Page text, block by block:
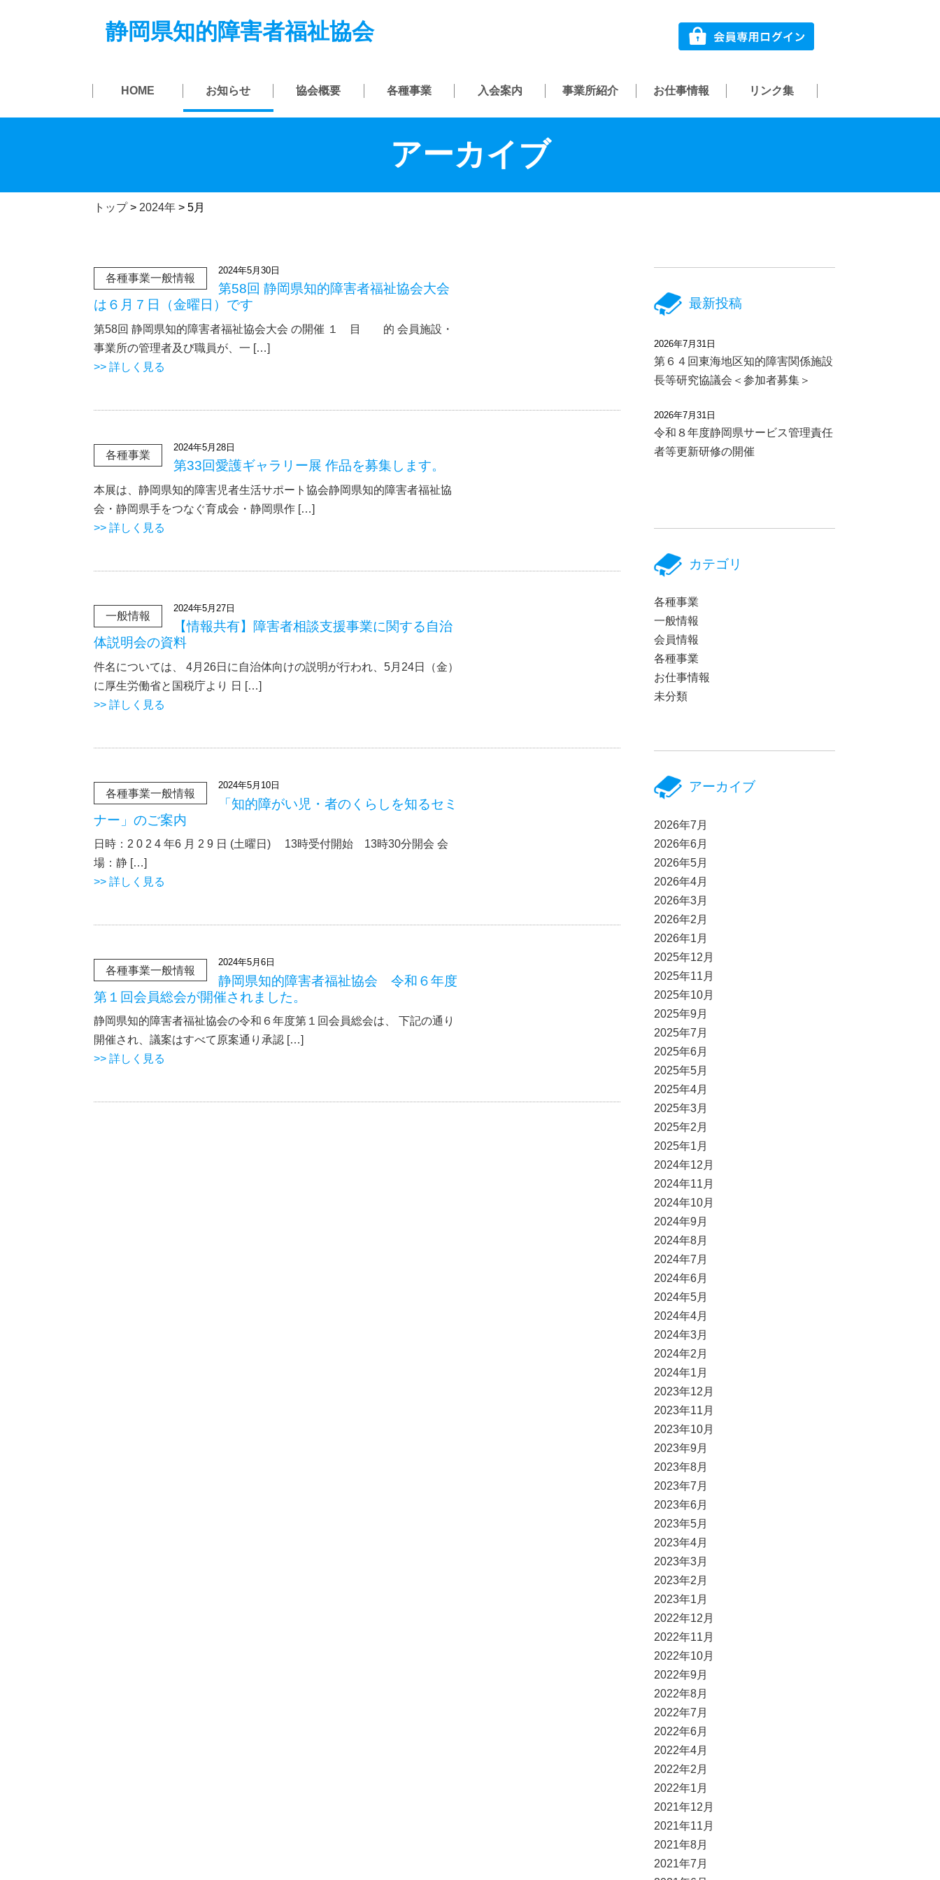
静岡県知的障害者福祉協会
HOME お知らせ 協会概要 各種事業 入会案内 事業所紹介 お仕事情報 リンク集
アーカイブ
トップ> 2024年 >5月
各種事業一般情報
2024年5月30日
第58回 静岡県知的障害者福祉協会大会
は６月７日（金曜日）です
第58回 静岡県知的障害者福祉協会大会 の開催 １ 目 的 会員施設・
事業所の管理者及び職員が、一 […]
>> 詳しく見る
各種事業
2024年5月28日
第33回愛護ギャラリー展 作品を募集します。
本展は、静岡県知的障害児者生活サポート協会静岡県知的障害者福祉協
会・静岡県手をつなぐ育成会・静岡県作 […]
>> 詳しく見る
一般情報
2024年5月27日
【情報共有】障害者相談支援事業に関する自治
体説明会の資料
件名については、 4月26日に自治体向けの説明が行われ、5月24日（金）
に厚生労働省と国税庁より 日 […]
>> 詳しく見る
各種事業一般情報
2024年5月10日
「知的障がい児・者のくらしを知るセミ
ナー」のご案内
日時：2 0 2 4 年6 月 2 9 日 (土曜日) 13時受付開始 13時30分開会 会
場：静 […]
>> 詳しく見る
各種事業一般情報
2024年5月6日
静岡県知的障害者福祉協会 令和６年度
第１回会員総会が開催されました。
静岡県知的障害者福祉協会の令和６年度第１回会員総会は、 下記の通り
開催され、議案はすべて原案通り承認 […]
>> 詳しく見る
最新投稿
2026年7月31日
第６４回東海地区知的障害関係施設
長等研究協議会＜参加者募集＞
2026年7月31日
令和８年度静岡県サービス管理責任
者等更新研修の開催
カテゴリ
各種事業
一般情報
会員情報
各種事業
お仕事情報
未分類
アーカイブ
2026年7月
2026年6月
2026年5月
2026年4月
2026年3月
2026年2月
2026年1月
2025年12月
2025年11月
2025年10月
2025年9月
2025年7月
2025年6月
2025年5月
2025年4月
2025年3月
2025年2月
2025年1月
2024年12月
2024年11月
2024年10月
2024年9月
2024年8月
2024年7月
2024年6月
2024年5月
2024年4月
2024年3月
2024年2月
2024年1月
2023年12月
2023年11月
2023年10月
2023年9月
2023年8月
2023年7月
2023年6月
2023年5月
2023年4月
2023年3月
2023年2月
2023年1月
2022年12月
2022年11月
2022年10月
2022年9月
2022年8月
2022年7月
2022年6月
2022年4月
2022年2月
2022年1月
2021年12月
2021年11月
2021年8月
2021年7月